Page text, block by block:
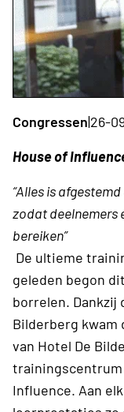
Congressen|26-
House of
“Alles is
zodat deelnemers
bereiken”
De ultieme
geleden begon
borrelen. Dankzij
Bilderberg kwam
van Hotel De
Influence. Aan